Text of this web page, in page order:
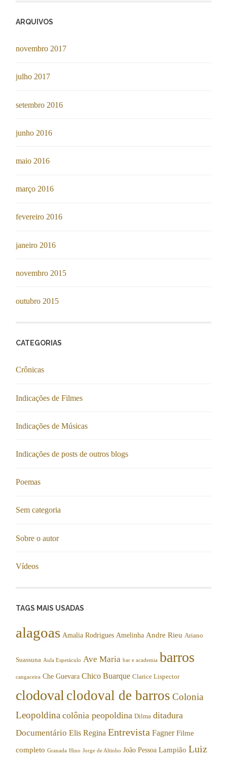
ARQUIVOS
novembro 2017
julho 2017
setembro 2016
junho 2016
maio 2016
março 2016
fevereiro 2016
janeiro 2016
novembro 2015
outubro 2015
CATEGORIAS
Crônicas
Indicações de Filmes
Indicações de Músicas
Indicações de posts de outros blogs
Poemas
Sem categoria
Sobre o autor
Vídeos
TAGS MAIS USADAS
alagoas Amalia Rodrigues Amelinha Andre Rieu Ariano
Suassuna Aula Espetáculo Ave Maria bar e academia barros
cangaceira Che Guevara Chico Buarque Clarice Lispector
clodoval clodoval de barros Colonia
Leopoldina colônia peopoldina Dilma ditadura
Documentário Elis Regina Entrevista Fagner Filme
completo Granada Hino Jorge de Altinho João Pessoa Lampião Luiz